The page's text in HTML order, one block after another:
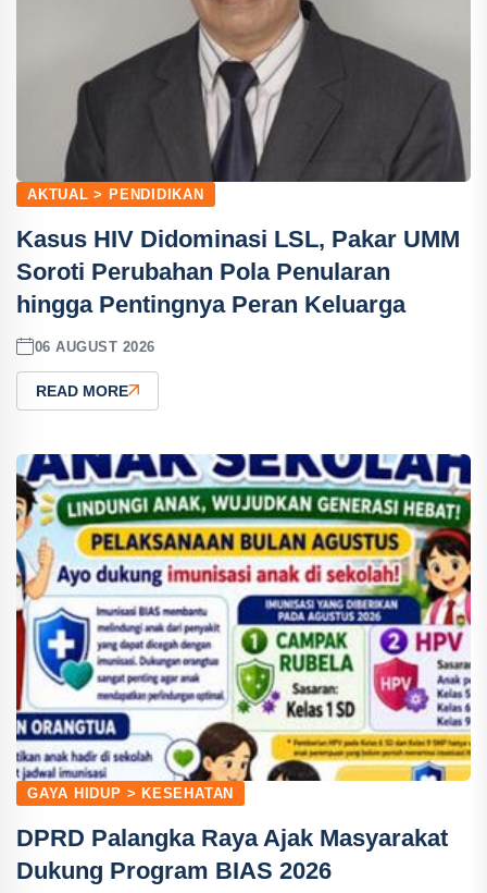
AKTUAL > PENDIDIKAN
Kasus HIV Didominasi LSL, Pakar UMM
Soroti Perubahan Pola Penularan
hingga Pentingnya Peran Keluarga
06 AUGUST 2026
READ MORE
GAYA HIDUP > KESEHATAN
DPRD Palangka Raya Ajak Masyarakat
Dukung Program BIAS 2026